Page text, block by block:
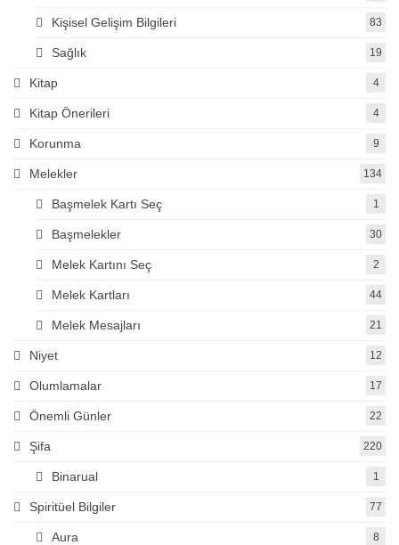
Kişisel Gelişim Bilgileri 83
Sağlık 19
Kitap 4
Kitap Önerileri 4
Korunma 9
Melekler 134
Başmelek Kartı Seç 1
Başmelekler 30
Melek Kartını Seç 2
Melek Kartları 44
Melek Mesajları 21
Niyet 12
Olumlamalar 17
Önemli Günler 22
Şifa 220
Binarual 1
Spiritüel Bilgiler 77
Aura 8